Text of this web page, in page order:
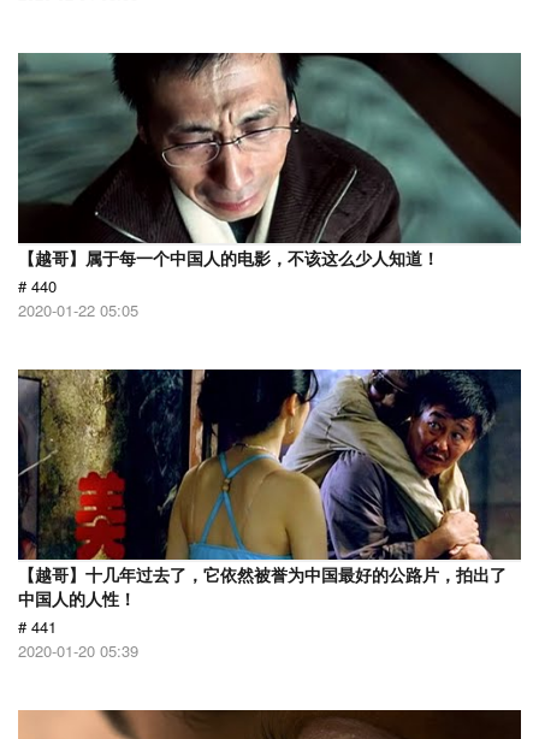
【越哥】属于每一个中国人的电影，不该这么少人知道！
# 440
2020-01-22 05:05
【越哥】十几年过去了，它依然被誉为中国最好的公路片，拍出了
中国人的人性！
# 441
2020-01-20 05:39